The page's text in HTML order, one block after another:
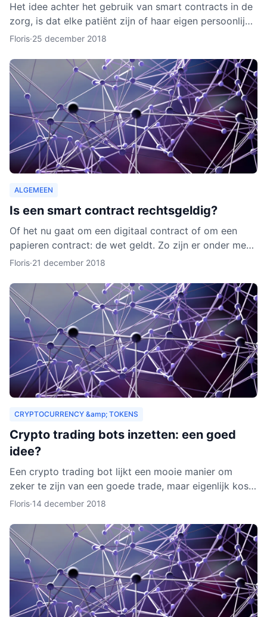
Het idee achter het gebruik van smart contracts in de
zorg, is dat elke patiënt zijn of haar eigen persoonlijke
data vanaf ieder online apparaat kan inzien en b
Floris·25 december 2018
ALGEMEEN
Is een smart contract rechtsgeldig?
Of het nu gaat om een digitaal contract of om een
papieren contract: de wet geldt. Zo zijn er onder meer
regels over de privacy van de deelnemers aan het
Floris·21 december 2018
CRYPTOCURRENCY &amp; TOKENS
Crypto trading bots inzetten: een goed
idee?
Een crypto trading bot lijkt een mooie manier om
zeker te zijn van een goede trade, maar eigenlijk kost
het instellen van een bot nog aardig wat tijd en
Floris·14 december 2018